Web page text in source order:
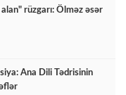
rüzgarı: Ölməz əsər
Ana Dili Tədrisinin